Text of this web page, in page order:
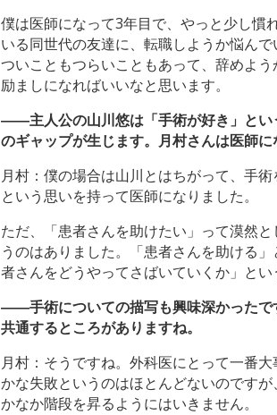
僕は医師になって3年目で、やっと少し慣
いる同世代の友達に、転職しようか悩ん
ついこともつらいこともあって、辞めよ
励ましになればいいなと思います。
――主人公の山川悠は「手術が好き」とい
のギャップが生じます。月村さんは医師
月村：僕の場合は山川とはちがって、手
という思いを持って医師になりました。
ただ、「患者さんを助けたい」って漠然
うのはありました。「患者さんを助ける
者さんをどうやってさばいていくか」と
――手術についての描写も興味深かったで
共通するところがありますね。
月村：そうですね。外科医にとって一番
かな失敗というのはほとんどないのです
かなか階段を昇るようにはいきません。